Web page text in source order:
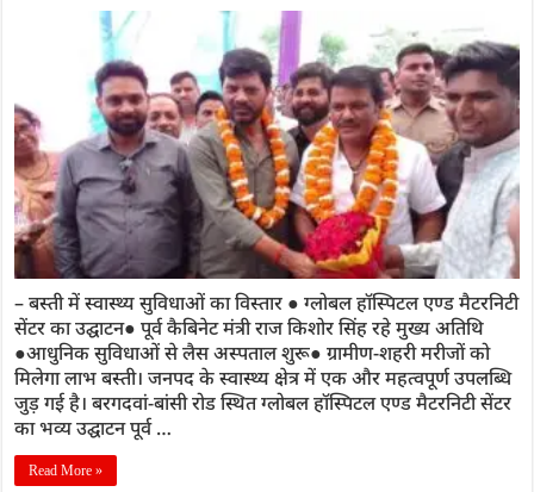
– बस्ती में स्वास्थ्य सुविधाओं का विस्तार ● ग्लोबल हॉस्पिटल एण्ड मैटरनिटी
सेंटर का उद्घाटन● पूर्व कैबिनेट मंत्री राज किशोर सिंह रहे मुख्य अतिथि
●आधुनिक सुविधाओं से लैस अस्पताल शुरू● ग्रामीण-शहरी मरीजों को
मिलेगा लाभ बस्ती। जनपद के स्वास्थ्य क्षेत्र में एक और महत्वपूर्ण उपलब्धि
जुड़ गई है। बरगदवां-बांसी रोड स्थित ग्लोबल हॉस्पिटल एण्ड मैटरनिटी सेंटर
का भव्य उद्घाटन पूर्व …
Read More »